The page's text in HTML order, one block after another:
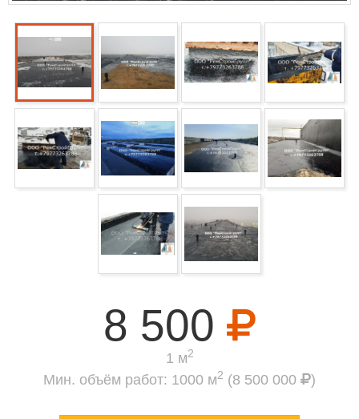
8 500
1 м2
Мин. объём работ: 1000 м2 (8 500 000 )